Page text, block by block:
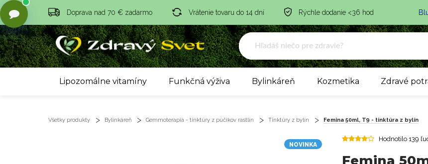
Doprava nad 70 € zadarmo Vrátenie tovaru do 14 dní Rýchle dodanie <36 hod
Lipozomálne vitamíny Funkčná výživa Bylinkáreň Kozmetika Zdravé
Všetky produkty Bylinkáreň Gemmoterapia - tinktúry z púčikov rastlín Tinktúry z bylín Femina 50ml, T9 - tinktúra z bylín
NOVINKA
Hodnotilo 139
Femina